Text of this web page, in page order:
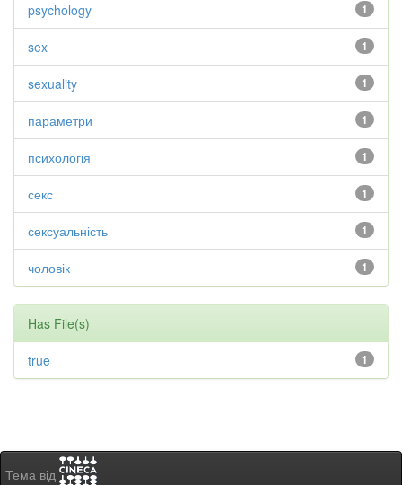
1
psychology
1
sex
1
sexuality
1
параметри
1
психологія
1
секс
1
сексуальність
1
чоловік
Has File(s)
1
true
Тема від